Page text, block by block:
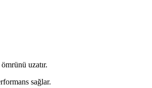
uzatır.
sağlar.